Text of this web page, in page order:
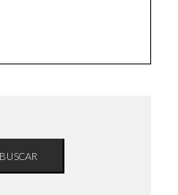
BUSCAR